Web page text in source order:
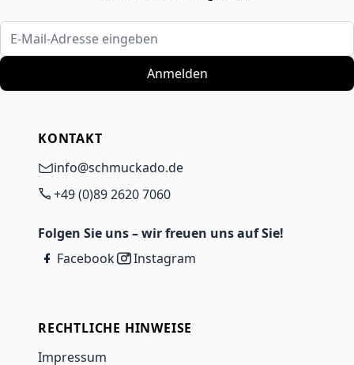
E-Mail-Adresse eingeben
Anmelden
KONTAKT
info@schmuckado.de
+49 (0)89 2620 7060
Folgen Sie uns – wir freuen uns auf Sie!
Facebook
Instagram
RECHTLICHE HINWEISE
Impressum